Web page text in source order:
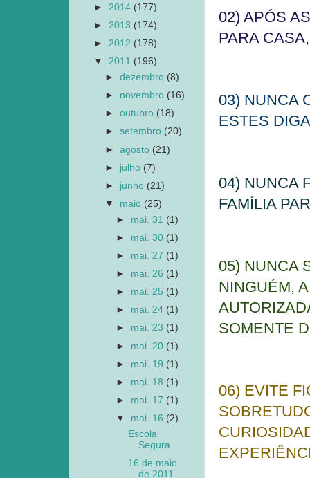
02) APÓS
PARA
03) NUNCA
ESTES
04) NUNCA
FAMÍLIA
05) NUNCA
NINGUÉM,
SOMENTE
06) EVITE
► 2014 (177)
► 2013 (174)
► 2012 (178)
▼ 2011 (196)
►dezembro (8)
► novembro (16)
►outubro (18)
►setembro (20)
►agosto (21)
► julho (7)
► junho (21)
▼ maio (25)
► mai. 31 (1)
► mai. 30 (1)
► mai. 27 (1)
► mai. 26 (1)
► mai. 25 (1)
► mai. 24 (1)
► mai. 23 (1)
► mai. 20 (1)
► mai. 19 (1)
► mai. 18 (1)
► mai. 17 (1)
▼ mai. 16 (2)
Escola
Segura
16 de maio
de 2011